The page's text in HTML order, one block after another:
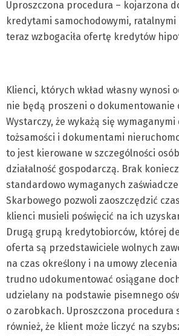
Uproszczona procedura – kojarzona
kredytami samochodowymi, ratalnymi
teraz wzbogaciła ofertę kredytów
Klienci, których wkład własny wynosi
nie będą proszeni o dokumentowanie
Wystarczy, że wykażą się
tożsamości i dokumentami
to jest kierowane w szczególności
działalność gospodarczą. Brak
standardowo wymaganych
Skarbowego pozwoli zaoszczędzić
klienci musieli poświęcić na ich
Drugą grupą kredytobiorców, której
oferta są przedstawiciele wolnych
na czas określony i na umowy
trudno udokumentować osiągane
udzielany na podstawie pisemnego
o zarobkach. Uproszczona procedura
również, że klient może liczyć na